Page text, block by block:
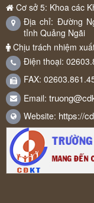
Cơ sở 5: Khoa các
Địa chỉ: Đường
tỉnh Quảng Ngãi
Chịu trách nhiệm
Điện thoại:
FAX:
Email:
Website: https://